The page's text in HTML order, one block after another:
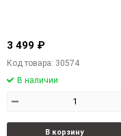
3 499 ₽
Код товара: 30574
В наличии
–
В корзину